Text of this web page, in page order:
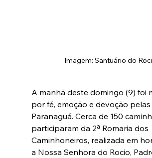
Imagem: Santuário do
A manhã deste domingo (9) foi
por fé, emoção e devoção pelas
Paranaguá. Cerca de 150
participaram da 2ª Romaria dos
Caminhoneiros, realizada em
a Nossa Senhora do Rocio,